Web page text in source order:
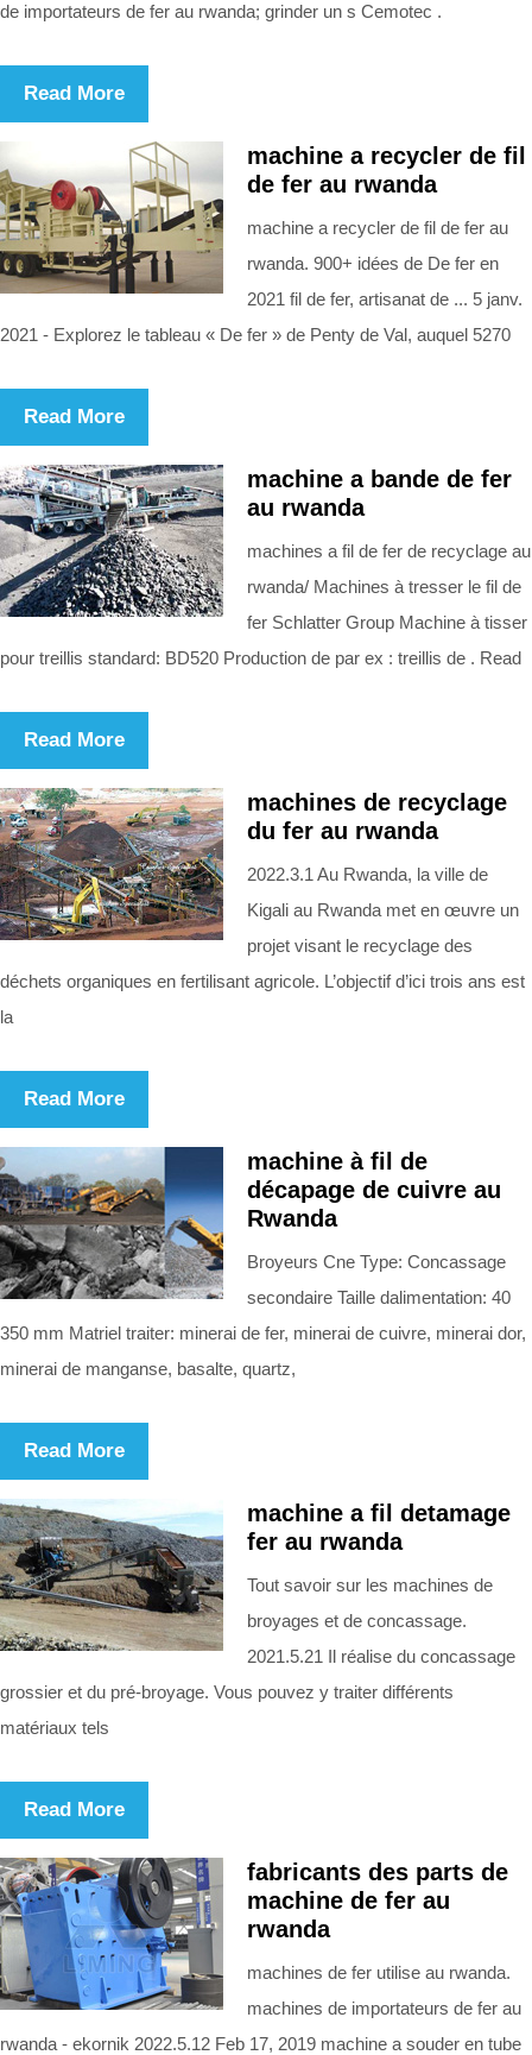
de importateurs de fer au rwanda; grinder un s Cemotec .
Read More
machine a recycler de fil
de fer au rwanda
machine a recycler de fil de fer au
rwanda. 900+ idées de De fer en
2021 fil de fer, artisanat de ... 5 janv.
2021 - Explorez le tableau « De fer » de Penty de Val, auquel 5270
Read More
machine a bande de fer
au rwanda
machines a fil de fer de recyclage au
rwanda/ Machines à tresser le fil de
fer Schlatter Group Machine à tisser
pour treillis standard: BD520 Production de par ex : treillis de . Read
Read More
machines de recyclage
du fer au rwanda
2022.3.1 Au Rwanda, la ville de
Kigali au Rwanda met en œuvre un
projet visant le recyclage des
déchets organiques en fertilisant agricole. L’objectif d’ici trois ans est
la
Read More
machine à fil de
décapage de cuivre au
Rwanda
Broyeurs Cne Type: Concassage
secondaire Taille dalimentation: 40
350 mm Matriel traiter: minerai de fer, minerai de cuivre, minerai dor,
minerai de manganse, basalte, quartz,
Read More
machine a fil detamage
fer au rwanda
Tout savoir sur les machines de
broyages et de concassage.
2021.5.21 Il réalise du concassage
grossier et du pré-broyage. Vous pouvez y traiter différents
matériaux tels
Read More
fabricants des parts de
machine de fer au
rwanda
machines de fer utilise au rwanda.
machines de importateurs de fer au
rwanda - ekornik 2022.5.12 Feb 17, 2019 machine a souder en tube